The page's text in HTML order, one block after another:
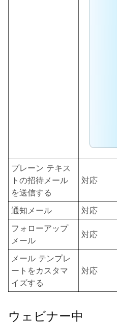
プレーン テキス
トの招待メール
を送信する
対応
通知メール 対応
フォローアップ
メール
対応
メール テンプレ
ートをカスタマ
イズする
対応
ウェビナー中